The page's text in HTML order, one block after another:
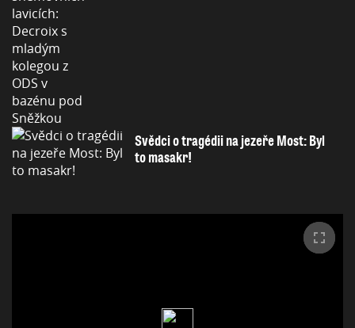
Svědci o tragédii na jezeře Most: Byl
to masakr!